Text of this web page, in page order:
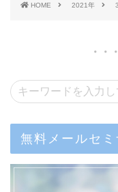
HOME 2021年
無料メールセミ